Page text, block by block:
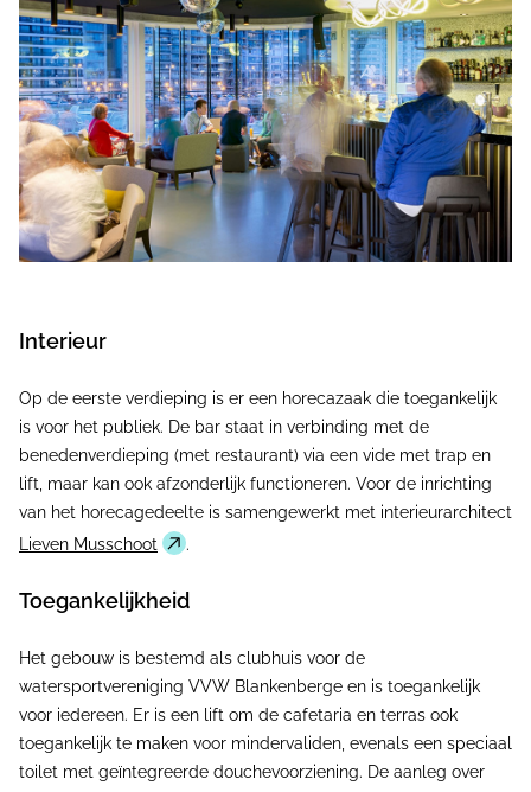
Interieur
Op de eerste verdieping is er een horecazaak die toegankelijk
is voor het publiek. De bar staat in verbinding met de
benedenverdieping (met restaurant) via een vide met trap en
lift, maar kan ook afzonderlijk functioneren. Voor de inrichting
van het horecagedeelte is samengewerkt met interieurarchitect
Lieven Musschoot
.
Toegankelijkheid
Het gebouw is bestemd als clubhuis voor de
watersportvereniging VVW Blankenberge en is toegankelijk
voor iedereen. Er is een lift om de cafetaria en terras ook
toegankelijk te maken voor mindervaliden, evenals een speciaal
toilet met geïntegreerde douchevoorziening. De aanleg over